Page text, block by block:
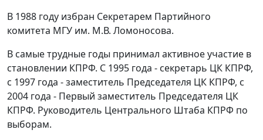
В 1988 году избран Секретарем Партийного
комитета МГУ им. М.В. Ломоносова.
В самые трудные годы принимал активное участие в
становлении КПРФ. С 1995 года - секретарь ЦК КПРФ,
с 1997 года - заместитель Председателя ЦК КПРФ, с
2004 года - Первый заместитель Председателя ЦК
КПРФ. Руководитель Центрального Штаба КПРФ по
выборам.